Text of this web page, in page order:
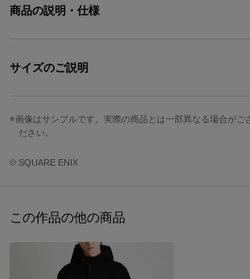
商品の説明・仕様
＜SuperGroupiesが、カイネ モデルの2wayト
A4サイズも楽々収納できるサイズ感に仕上げま
印象的な脚のベルトもトッピングしています。
カイネの体を覆う包帯を思わせる白のポケット
ップデザインを左右それぞれに配置。
内装には暴走したカイネに現れる文様を落とし
サイズのご説明
高さ 幅 奥行
約23cm 約125cm
※モデル身長：180cm
画像はサンプルです。実際の商品とは一部異なる場合がご
ださい。
© SQUARE ENIX
この作品の他の商品